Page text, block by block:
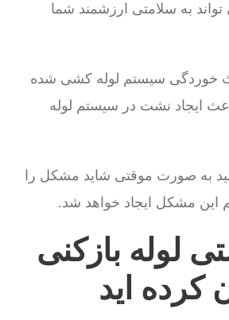
به سلامتی ارزشمند شما
خوردگی سیستم لوله کشی شده
ایجاد نشت در سیستم لوله
به صورت موقتی شاید مشکل را
این مشکل ایجاد خواهد شد.
لوله بازکنی
کرده اید